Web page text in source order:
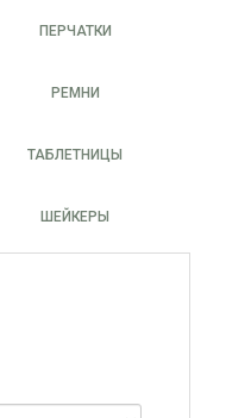
ПЕРЧАТКИ
РЕМНИ
ТАБЛЕТНИЦЫ
ШЕЙКЕРЫ